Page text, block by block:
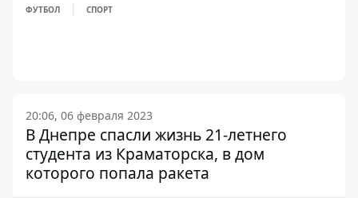
ФУТБОЛ СПОРТ
20:06, 06 февраля 2023
В Днепре спасли жизнь 21-летнего
студента из Краматорска, в дом
которого попала ракета